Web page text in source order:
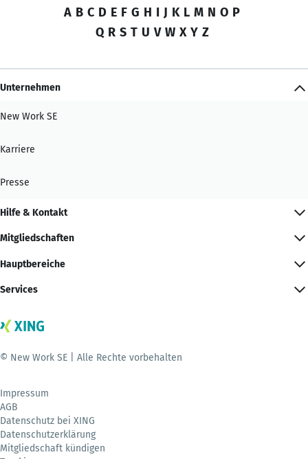
A B C D E F G H I J K L M N O P
Q R S T U V W X Y Z
Unternehmen
New Work SE
Karriere
Presse
Hilfe & Kontakt
Mitgliedschaften
Hauptbereiche
Services
© New Work SE | Alle Rechte vorbehalten
Impressum
AGB
Datenschutz bei XING
Datenschutzerklärung
Mitgliedschaft kündigen